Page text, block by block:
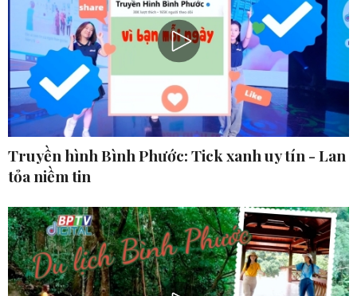
Truyền hình Bình Phước: Tick xanh uy tín - Lan
tỏa niềm tin